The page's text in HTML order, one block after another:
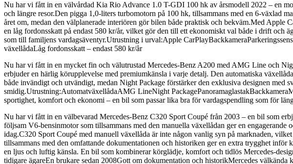
Nu har vi fått in en välvårdad Kia Rio Advance 1.0 T-GDI 100 hk av årsmodell 2022 – en
och längre resor.Den pigga 1,0-liters turbomotorn på 100 hk, tillsammans med en 6-växlad
året om, medan den välplanerade interiören gör bilen både praktisk och bekväm.Med
en låg fordonsskatt på endast 580 kr/år, vilket gör den till ett ekonomiskt val både i drift och
som till familjens vardagsäventyr.Utrustning i urval:Apple
växellådaLåg fordonsskatt – endast 580 kr/år
Nu har vi fått in en mycket fin och välutrustad Mercedes-Benz A200 med AMG Line och
erbjuder en härlig körupplevelse med premiumkänsla i varje detalj. Den automatiska
både invändigt och utvändigt, medan Night Package förstärker den exklusiva designen med
smidig.Utrustning:AutomatväxellådaAMG LineNight
sportighet, komfort och ekonomi – en bil som passar lika bra för vardagspendling som för
Nu har vi fått in en välbevarad Mercedes-Benz C320 Sport Coupé från 2003 – en bil som
följsam V6-bensinmotor som tillsammans med den manuella växellådan ger en
idag.C320 Sport Coupé med manuell växellåda är inte någon vanlig syn på marknaden,
tillsammans med den omfattande dokumentationen och historiken ger en extra trygghet
en ljus och luftig känsla. En bil som kombinerar körglädje, komfort och tidlös Mercedes-
tidigare ägareEn brukare sedan 2008Gott om dokumentation och historikMercedes